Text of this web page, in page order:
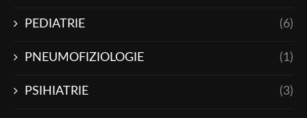
PEDIATRIE (6)
PNEUMOFIZIOLOGIE (1)
PSIHIATRIE (3)